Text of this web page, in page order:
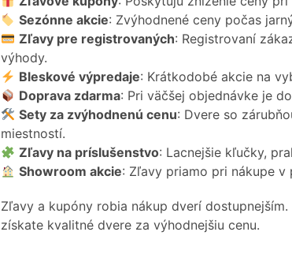
Sezónne akcie: Zvýhodnené ceny počas
Zľavy pre registrovaných: Registrovaní
výhody.
Bleskové výpredaje: Krátkodobé akcie na
Doprava zdarma: Pri väčšej objednávke je
Sety za zvýhodnenú cenu: Dvere so
miestností.
Zľavy na príslušenstvo: Lacnejšie kľučky,
Showroom akcie: Zľavy priamo pri nákupe v
Zľavy a kupóny robia nákup dverí
získate kvalitné dvere za výhodnejšiu cenu.